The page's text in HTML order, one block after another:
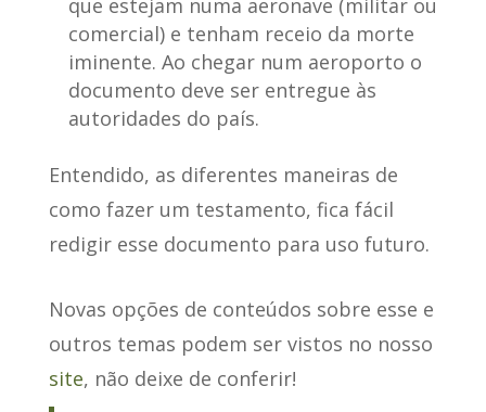
comercial) e tenham receio da morte
iminente. Ao chegar num aeroporto o
documento deve ser entregue às
autoridades do país.
Entendido, as diferentes maneiras de
como fazer um testamento, fica fácil
redigir esse documento para uso futuro.
Novas opções de conteúdos sobre esse e
outros temas podem ser vistos no nosso
site, não deixe de conferir!